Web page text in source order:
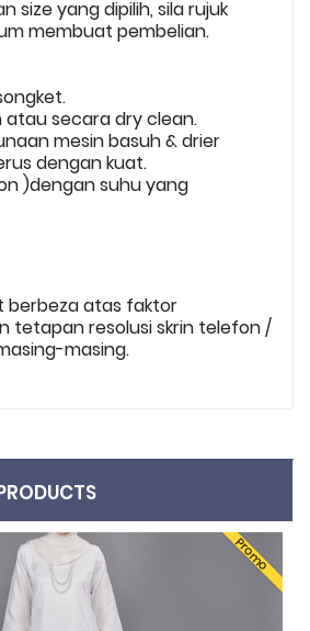
size yang dipilih, sila rujuk
membuat pembelian.
secara dry clean.
mesin basuh & drier
dengan kuat.
)dengan suhu yang
berbeza atas faktor
tetapan resolusi skrin telefon /
masing.
Promo